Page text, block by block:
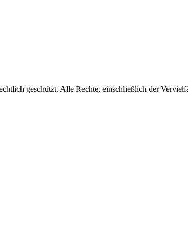
geschützt. Alle Rechte, einschließlich der